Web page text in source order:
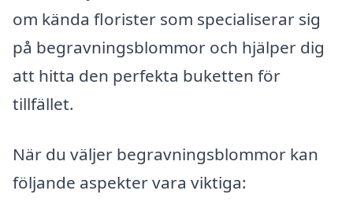
om kända florister som specialiserar sig
på begravningsblommor och hjälper dig
att hitta den perfekta buketten för
tillfället.
När du väljer begravningsblommor kan
följande aspekter vara viktiga: